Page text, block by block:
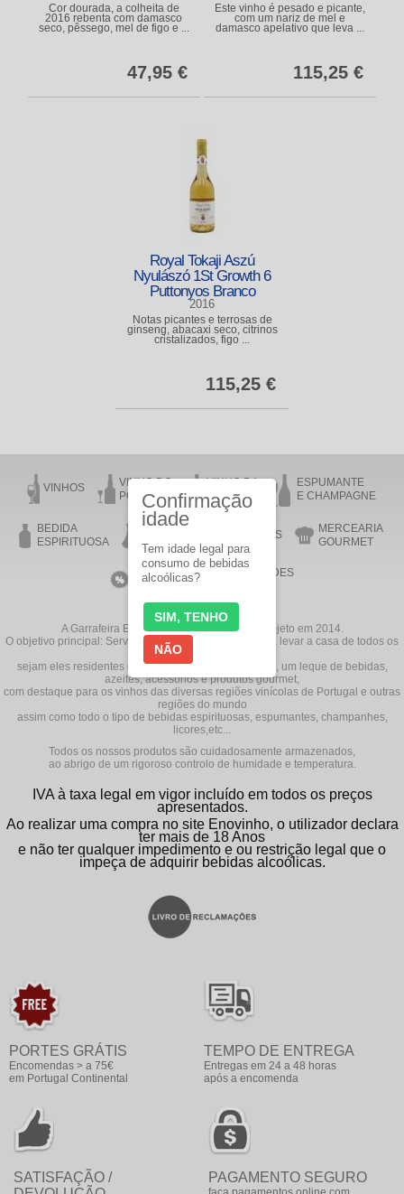
Cor dourada, a colheita de
2016 rebenta com damasco
seco, pêssego, mel de figo e ...
47,95 €
Este vinho é pesado e picante,
com um nariz de mel e
damasco apelativo que leva ...
115,25 €
Royal Tokaji Aszú
Nyulászó 1St Growth 6
Puttonyos Branco
2016
Notas picantes e terrosas de
ginseng, abacaxi seco, citrinos
cristalizados, figo ...
115,25 €
VINHOS
VINHO DO
PORTO
VINHO DA
MADEIRA
ESPUMANTE
E CHAMPAGNE
BEDIDA
ESPIRITUOSA
ACESSÓRIOS
MERCEARIA
GOURMET
VINHOS EM
NOVIDADES
A Garrafeira Enovinho.com iniciou o seu projeto em 2014.
O objetivo principal: Servico e preços competitivos para levar a casa de todos os
sejam eles residentes em Portugal ou no estrangeiro, um leque de bebidas,
azeites, acessórios e produtos gourmet,
com destaque para os vinhos das diversas regiões vinícolas de Portugal e outras
regiões do mundo
assim como todo o tipo de bebidas espirituosas, espumantes, champanhes,
licores,etc...
Todos os nossos produtos são cuidadosamente armazenados,
ao abrigo de um rigoroso controlo de humidade e temperatura.
IVA à taxa legal em vigor incluído em todos os preços
apresentados.
Ao realizar uma compra no site Enovinho, o utilizador declara
ter mais de 18 Anos
e não ter qualquer impedimento e ou restrição legal que o
impeça de adquirir bebidas alcoólicas.
PORTES GRÁTIS
Encomendas > a 75€
em Portugal Continental
TEMPO DE ENTREGA
Entregas em 24 a 48 horas
após a encomenda
SATISFAÇÃO /
PAGAMENTO SEGURO
Confirmação
idade
Tem idade legal para
consumo de bebidas
alcoólicas?
SIM, TENHO
NÃO